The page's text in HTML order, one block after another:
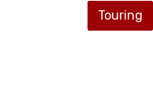
Touring